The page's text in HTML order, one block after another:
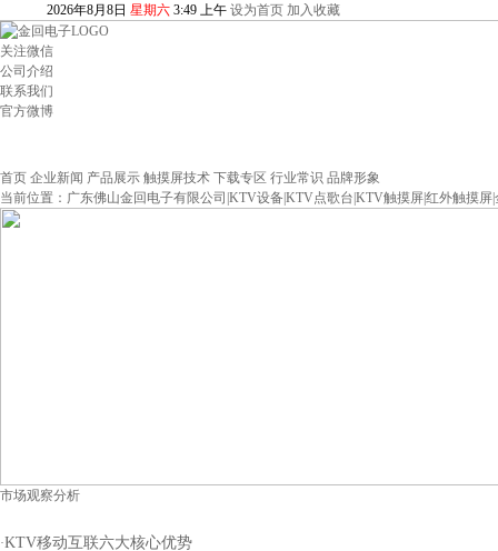
2026年8月 8日 星期六 3:49 上午 设为首页 加入收藏
关注微信
公司介绍
联系我们
官方微博
首页 企业新闻 产品展示 触摸屏技术 下载专区 行业常识 品牌形象
当前位置： 广东佛山金回电子有限公司|KTV设备|KTV点歌台|KTV触摸屏|红外触摸
市场观察分析
·KTV移动互联六大核心优势